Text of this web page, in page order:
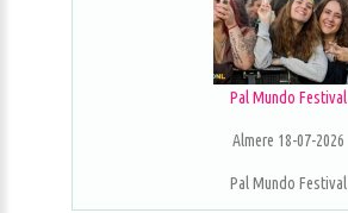
Pal Mundo Festival
Almere 18-07-2026
Pal Mundo Festival